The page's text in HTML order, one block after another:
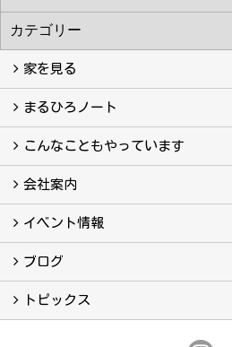
家を見る
フォトギャラリー
現場レポート
完工事例
お客様の声
まるひろノート
真っ直ぐの家づくり
自慢の大工たち
こだわりの自然素材
快適な家のエッセンス
注文住宅ができるまで
こんなこともやっています
こんなこともやっています
会社案内
会社案内
まるひろの人
スタッフ紹介
プライバシーポリシー
イベント情報
イベント予告
イベント報告
ブログ
ブログ
トピックス